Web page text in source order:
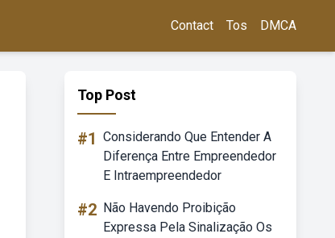
Contact Tos DMCA
Top Post
#1 Considerando Que Entender A
Diferença Entre Empreendedor
E Intraempreendedor
#2 Não Havendo Proibição
Expressa Pela Sinalização Os